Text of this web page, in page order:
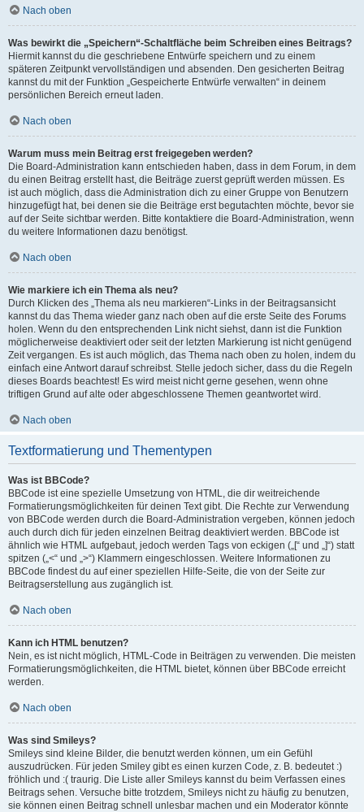
Nach oben
Was bewirkt die „Speichern“-Schaltfläche beim Schreiben eines Beitrags?
Hiermit kannst du die geschriebene Entwürfe speichern und zu einem
späteren Zeitpunkt vervollständigen und absenden. Den gesicherten Beitrag
kannst du mit der Funktion „Gespeicherte Entwürfe verwalten“ in deinem
persönlichen Bereich erneut laden.
Nach oben
Warum muss mein Beitrag erst freigegeben werden?
Die Board-Administration kann entschieden haben, dass in dem Forum, in dem
du einen Beitrag erstellt hast, die Beiträge zuerst geprüft werden müssen. Es
ist auch möglich, dass die Administration dich zu einer Gruppe von Benutzern
hinzugefügt hat, bei denen sie die Beiträge erst begutachten möchte, bevor sie
auf der Seite sichtbar werden. Bitte kontaktiere die Board-Administration, wenn
du weitere Informationen dazu benötigst.
Nach oben
Wie markiere ich ein Thema als neu?
Durch Klicken des „Thema als neu markieren“-Links in der Beitragsansicht
kannst du das Thema wieder ganz nach oben auf die erste Seite des Forums
holen. Wenn du den entsprechenden Link nicht siehst, dann ist die Funktion
möglicherweise deaktiviert oder seit der letzten Markierung ist nicht genügend
Zeit vergangen. Es ist auch möglich, das Thema nach oben zu holen, indem du
einfach eine Antwort darauf schreibst. Stelle jedoch sicher, dass du die Regeln
dieses Boards beachtest! Es wird meist nicht gerne gesehen, wenn ohne
triftigen Grund auf alte oder abgeschlossene Themen geantwortet wird.
Nach oben
Textformatierung und Thementypen
Was ist BBCode?
BBCode ist eine spezielle Umsetzung von HTML, die dir weitreichende
Formatierungsmöglichkeiten für deinen Text gibt. Die Rechte zur Verwendung
von BBCode werden durch die Board-Administration vergeben, können jedoch
auch durch dich für jeden einzelnen Beitrag deaktiviert werden. BBCode ist
ähnlich wie HTML aufgebaut, jedoch werden Tags von eckigen („[“ und „]“) statt
spitzen („<“ und „>“) Klammern eingeschlossen. Weitere Informationen zu
BBCode findest du auf einer speziellen Hilfe-Seite, die von der Seite zur
Beitragserstellung aus zugänglich ist.
Nach oben
Kann ich HTML benutzen?
Nein, es ist nicht möglich, HTML-Code in Beiträgen zu verwenden. Die meisten
Formatierungsmöglichkeiten, die HTML bietet, können über BBCode erreicht
werden.
Nach oben
Was sind Smileys?
Smileys sind kleine Bilder, die benutzt werden können, um ein Gefühl
auszudrücken. Für jeden Smiley gibt es einen kurzen Code, z. B. bedeutet :)
fröhlich und :( traurig. Die Liste aller Smileys kannst du beim Verfassen eines
Beitrags sehen. Versuche bitte trotzdem, Smileys nicht zu häufig zu benutzen,
sie können einen Beitrag schnell unlesbar machen und ein Moderator könnte